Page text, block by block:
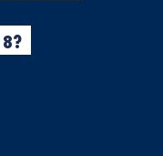
a celebrar y a
1856, mejor que mejor.
la oferta es inabarcable,
libre, en interior,
siempre con tu